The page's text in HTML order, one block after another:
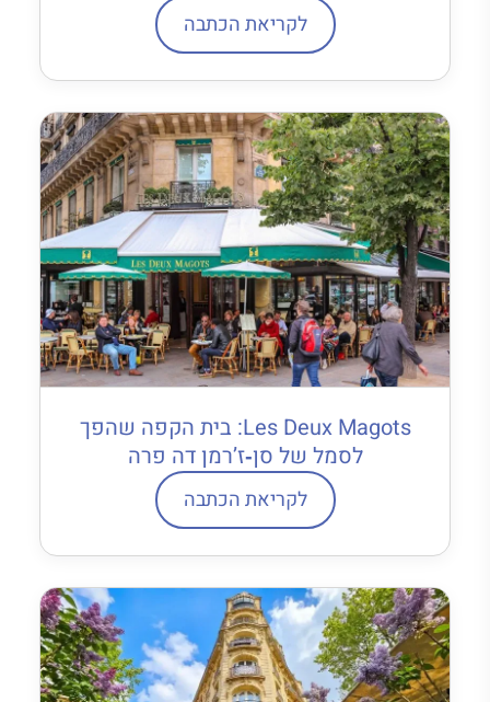
לקריאת הכתבה
Les Deux Magots: בית הקפה שהפך
לסמל של סן‐ז’רמן דה פרה
לקריאת הכתבה